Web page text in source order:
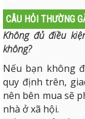
CÂU HỎI THƯỜNG
Không đủ điều
không?
Nếu bạn không
quy định trên,
nên bên mua sẽ
nhà ở xã hội.